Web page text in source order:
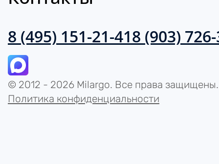
8 (495) 151-21-418 (903)
© 2012 - 2026 Milargo. Все права защищены.
Политика конфиденциальности